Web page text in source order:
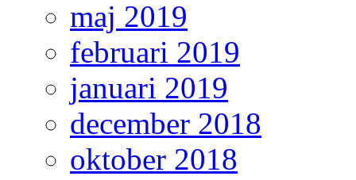
maj 2019
februari 2019
januari 2019
december 2018
oktober 2018